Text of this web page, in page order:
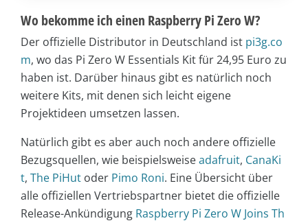
Wo bekomme ich einen Raspberry Pi Zero W?
Der offizielle Distributor in Deutschland ist pi3g.co
m, wo das Pi Zero W Essentials Kit für 24,95 Euro zu
haben ist. Darüber hinaus gibt es natürlich noch
weitere Kits, mit denen sich leicht eigene
Projektideen umsetzen lassen.
Natürlich gibt es aber auch noch andere offizielle
Bezugsquellen, wie beispielsweiseadafruit, CanaKi
t, The PiHut oder Pimo Roni. Eine Übersicht über
alle offiziellen Vertriebspartner bietet die offizielle
Release-Ankündigung Raspberry Pi Zero W Joins Th